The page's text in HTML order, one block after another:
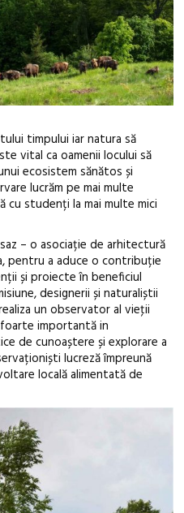
timpului iar natura să
vital ca oamenii locului să
ecosistem sănătos și
lucrăm pe mai multe
cu studenți la mai multe mici
– o asociație de arhitectură
pentru a aduce o contribuție
și proiecte în beneficiul
designerii și naturaliștii
un observator al vieţii
importantă in
de cunoaștere și explorare a
lucreză împreună
locală alimentată de